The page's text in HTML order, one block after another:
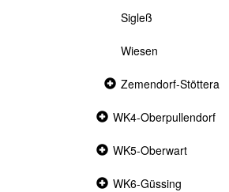
Sigleß
Wiesen
Collapsed
Zemendorf-Stöttera
Collapsed
WK4-Oberpullendorf
Collapsed
WK5-Oberwart
Collapsed
WK6-Güssing